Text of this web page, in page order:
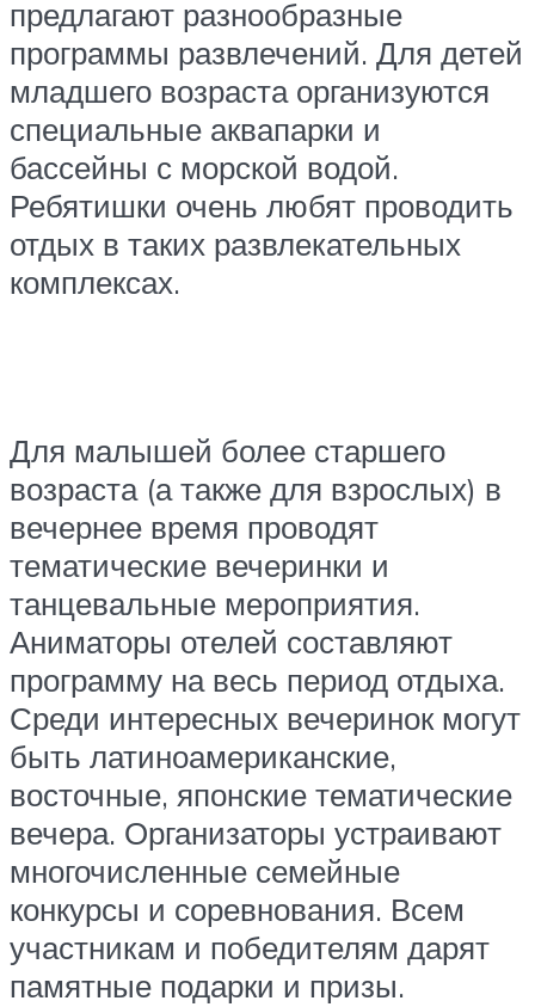
предлагают разнообразные
программы развлечений. Для детей
младшего возраста организуются
специальные аквапарки и
бассейны с морской водой.
Ребятишки очень любят проводить
отдых в таких развлекательных
комплексах.
Для малышей более старшего
возраста (а также для взрослых) в
вечернее время проводят
тематические вечеринки и
танцевальные мероприятия.
Аниматоры отелей составляют
программу на весь период отдыха.
Среди интересных вечеринок могут
быть латиноамериканские,
восточные, японские тематические
вечера. Организаторы устраивают
многочисленные семейные
конкурсы и соревнования. Всем
участникам и победителям дарят
памятные подарки и призы.